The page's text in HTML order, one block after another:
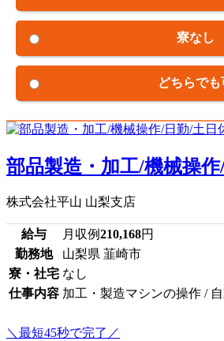
寮なし
どちらでも
部品製造・加工/機械操
株式会社平山 山梨支店
給与 月収例210,168円
勤務地
山梨県 韮崎市
寮・社宅 なし
仕事内容 加工・製造マシンの操作 /
＼最短45秒で完了／